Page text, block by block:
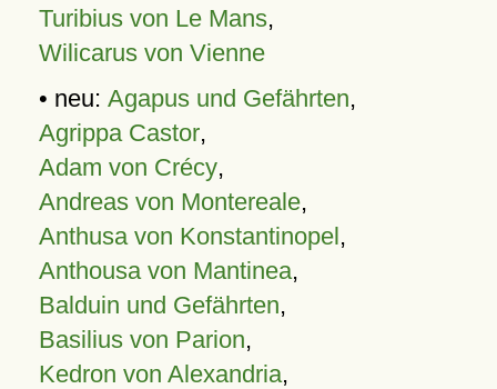
Turibius von Le Mans,
Wilicarus von Vienne
• neu: Agapus und Gefährten,
Agrippa Castor,
Adam von Crécy,
Andreas von Montereale,
Anthusa von Konstantinopel,
Anthousa von Mantinea,
Balduin und Gefährten,
Basilius von Parion,
Kedron von Alexandria,